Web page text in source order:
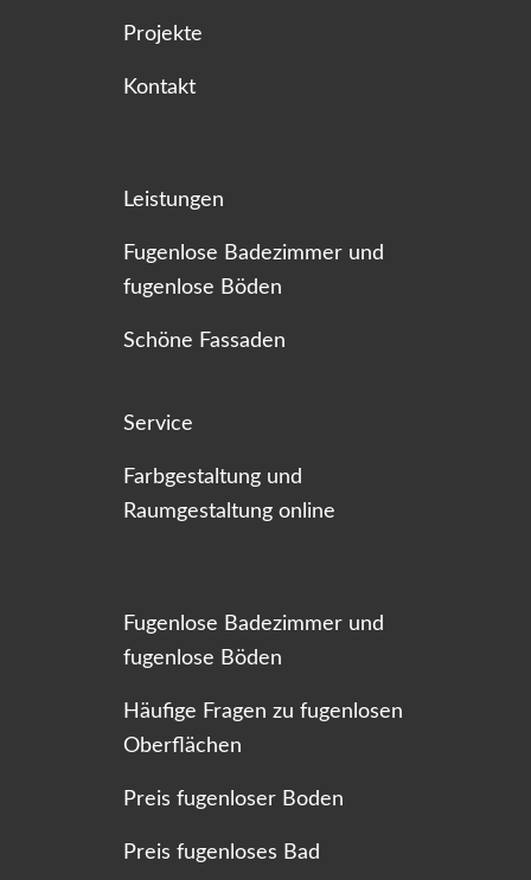
Projekte
Kontakt
Leistungen
Fugenlose Badezimmer und
fugenlose Böden
Schöne Fassaden
Service
Farbgestaltung und
Raumgestaltung online
Fugenlose Badezimmer und
fugenlose Böden
Häufige Fragen zu fugenlosen
Oberflächen
Preis fugenloser Boden
Preis fugenloses Bad